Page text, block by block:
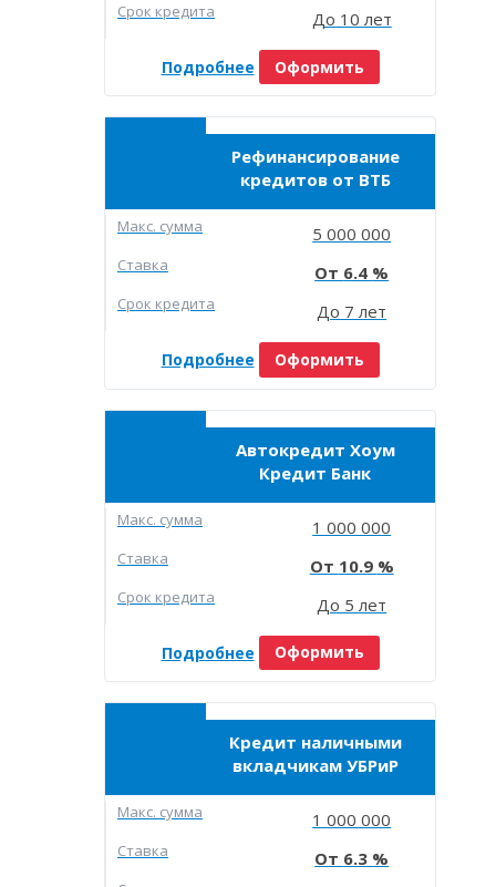
Срок кредита До 10 лет
Подробнее Оформить
Рефинансирование
кредитов от ВТБ
Макc. сумма 5 000 000
Ставка 6.4
Срок кредита До 7 лет
Подробнее Оформить
Автокредит Хоум
Кредит Банк
Макc. сумма 1 000 000
Ставка 10.9
Срок кредита До 5 лет
Подробнее Оформить
Кредит наличными
вкладчикам УБРиР
Макc. сумма 1 000 000
Ставка 6.3